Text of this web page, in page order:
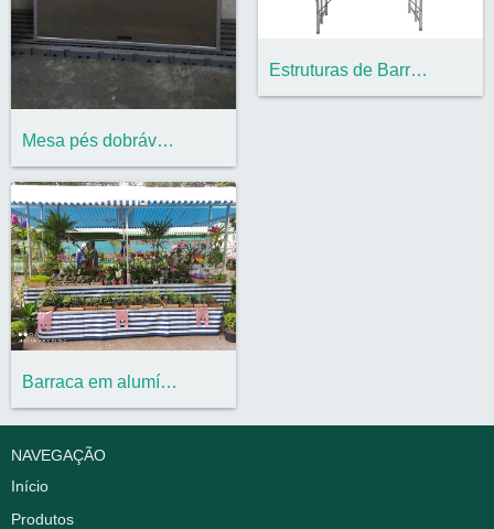
Mesa pés dobráveis com tampo em aço inox...
Barraca em alumínio para Flores e Roupas
Estruturas de Barraca de 2,00M em alumín...
NAVEGAÇÃO
Início
Produtos